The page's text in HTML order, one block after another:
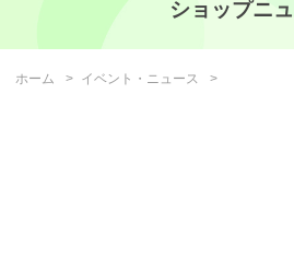
ホーム イベント・ニュース